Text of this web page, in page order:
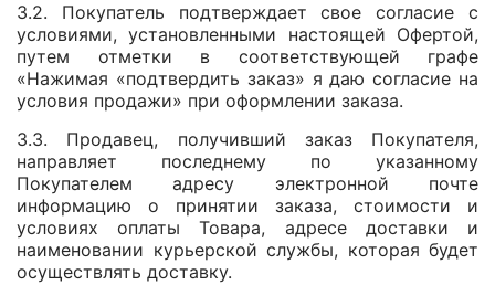
3.2. Покупатель подтверждает свое согласие с
условиями, установленными настоящей Офертой,
путем отметки в соответствующей графе
«Нажимая «подтвердить заказ» я даю согласие на
условия продажи» при оформлении заказа.
3.3. Продавец, получивший заказ Покупателя,
направляет последнему по указанному
Покупателем адресу электронной почте
информацию о принятии заказа, стоимости и
условиях оплаты Товара, адресе доставки и
наименовании курьерской службы, которая будет
осуществлять доставку.